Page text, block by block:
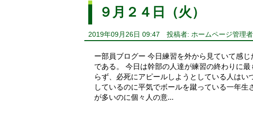
９月２４日（火）
2019年09月26日 09:47 投稿者: ホームページ管理者
ー部員ブログー 今日練習を外から見ていて感
である。 今日は幹部の人達が練習の終わりに
らず、必死にアピールしようとしている人は
しているのに平気でボールを蹴っている一年
が多いのに個々人の意...